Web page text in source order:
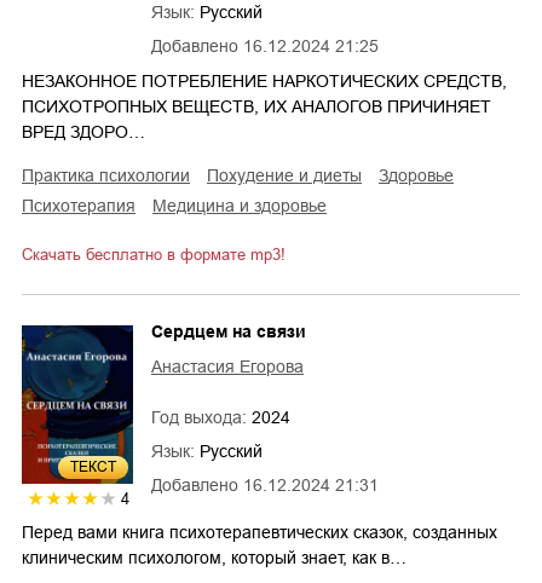
Добавлено 16.12.2024 21:25
Язык: Русский
НЕЗАКОННОЕ ПОТРЕБЛЕНИЕ НАРКОТИЧЕСКИХ СРЕДСТВ,
ПСИХОТРОПНЫХ ВЕЩЕСТВ, ИХ АНАЛОГОВ ПРИЧИНЯЕТ
ВРЕД ЗДОРО…
практика психологии похудение и диеты
здоровье
психотерапия
медицина и здоровье
Скачать бесплатно в формате mp3!
ТЕКСТ
4
Добавлено 16.12.2024 21:31
Сердцем на связи
Анастасия Егорова
Год выхода: 2024
Язык: Русский
Перед вами книга психотерапевтических сказок, созданных
клиническим психологом, который знает, как в…